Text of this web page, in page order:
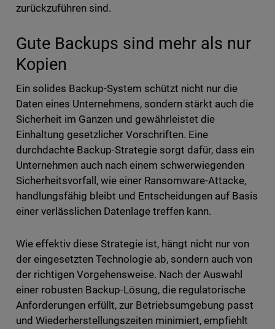
zurückzuführen sind.
Gute Backups sind mehr als nur
Kopien
Ein solides Backup-System schützt nicht nur die
Daten eines Unternehmens, sondern stärkt auch die
Sicherheit im Ganzen und gewährleistet die
Einhaltung gesetzlicher Vorschriften. Eine
durchdachte Backup-Strategie sorgt dafür, dass ein
Unternehmen auch nach einem schwerwiegenden
Sicherheitsvorfall, wie einer Ransomware-Attacke,
handlungsfähig bleibt und Entscheidungen auf Basis
einer verlässlichen Datenlage treffen kann.
Wie effektiv diese Strategie ist, hängt nicht nur von
der eingesetzten Technologie ab, sondern auch von
der richtigen Vorgehensweise. Nach der Auswahl
einer robusten Backup-Lösung, die regulatorische
Anforderungen erfüllt, zur Betriebsumgebung passt
und Wiederherstellungszeiten minimiert, empfiehlt